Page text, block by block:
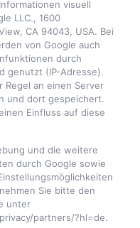
visuell
LLC., 1600
CA 94043, USA. Bei
von Google auch
durch
genutzt (IP-Adresse).
Regel an einen Server
und dort gespeichert.
Einfluss auf diese
und die weitere
durch Google sowie
Sie bitte den
unter
partners/?hl=de.